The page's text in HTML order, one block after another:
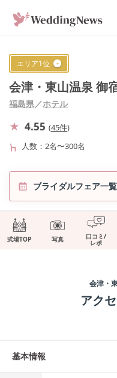
エリア1位
会津・東山温泉 御
福島県／ホテル
4.55 (45件)
人数
2名〜300名
ブライダルフェア一
式場TOP 写真 口コミ/
レポ
会津・
アク
基本情報